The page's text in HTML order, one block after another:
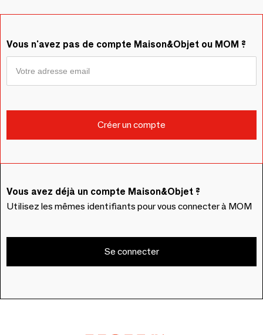
Vous n'avez pas de compte Maison&Objet ou MOM ?
Vous avez déjà un compte Maison&Objet ?
Utilisez les mêmes identifiants pour vous connecter à MOM
Se connecter